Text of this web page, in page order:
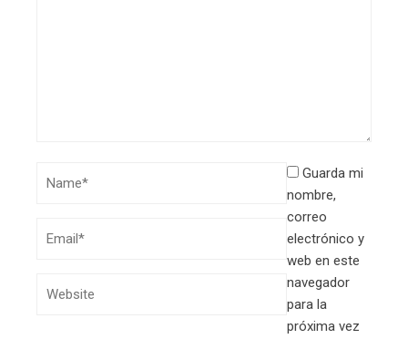
Guarda mi
nombre,
correo
electrónico y
web en este
navegador
para la
próxima vez